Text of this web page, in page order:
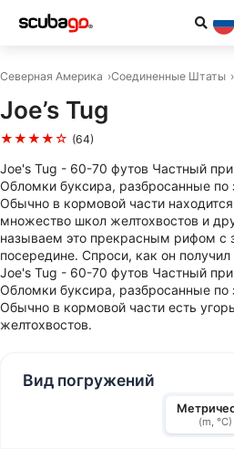
Северная Америка Соединенные Штаты
Joe’s Tug
★★★★☆ (64)
Joe's Tug - 60-70 футов Частный
Обломки буксира, разбросанные по
Обычно в кормовой части
множество школ желтохвостов и
называем это прекрасным рифом с
посередине. Спроси, как он получил
Joe's Tug - 60-70 футов Частный
Обломки буксира, разбросанные по
Обычно в кормовой части есть
желтохвостов.
Вид погружений
(m, °C)